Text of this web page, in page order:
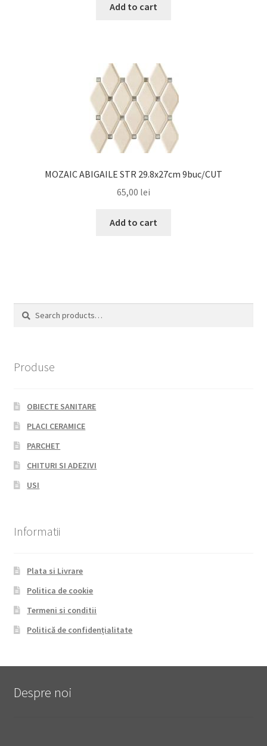
Add to cart
MOZAIC ABIGAILE STR 29.8x27cm 9buc/CUT
65,00 lei
Add to cart
Search
Search
Produse
OBIECTE SANITARE
PLACI CERAMICE
PARCHET
CHITURI SI ADEZIVI
USI
Informatii
Plata si Livrare
Politica de cookie
Termeni si conditii
Politică de confidențialitate
Despre noi